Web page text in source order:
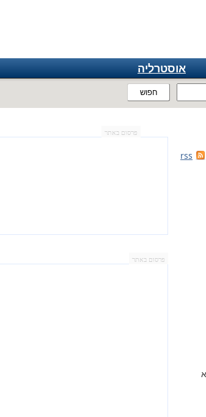
חפוש
אוסטרליה
rss
פרסום באתר
פרסום באתר